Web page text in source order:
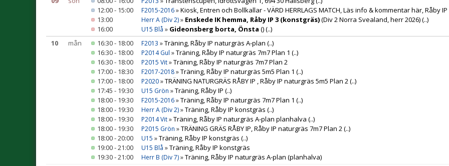
12:00 - 15:00
F2015-2016»Kiosk, Entren och Bollkallar - VÄRD HERRLAGS MATCH, Läs info & kommentar här, Råby
13:00
Herr A (Div 2)» Enskede IK hemma, Råby IP 3 (konstgräs)(Div 2 Norra Svealand, herr 2026)(..)
16:00
U15 Blå » Gideonsberg borta, Önsta ()(..)
10
mån 16:30 - 18:00 F2013 »Träning, Råby IP naturgräs A-plan (..)
16:30 - 18:00
P2014 Gul »Träning, Råby IP naturgräs 7m7 Plan 1 (..)
16:30 - 18:00
P2015 Vit»Träning, Råby IP naturgräs 7m7 Plan 2
17:00 - 18:30
F2017-2018»Träning, Råby IP naturgräs 5m5 Plan 1 (..)
17:00 - 18:00
P2020»TRÄNING NATURGRÄS RÅBY IP , Råby IP naturgräs 5m5 Plan 2(..)
17:45 - 19:30
U15 Grön »Träning, Råby IP (..)
18:00 - 19:30
F2015-2016»Träning, Råby IP naturgräs 7m7 Plan 1 (..)
18:00 - 19:30
Herr A (Div 2)»Träning, Råby IP konstgräs (..)
18:00 - 19:30
P2014 Vit»Träning, Råby IP naturgräs A-plan planhalva (..)
18:00 - 19:30
P2015 Grön »TRÄNING GRÄS RÅBY IP, Råby IP naturgräs 7m7 Plan 2(..)
18:00 - 20:00
U15 »Träning, Råby IP konstgräs (..)
19:00 - 21:00
U15 Blå »Träning, Råby IP konstgräs
19:30 - 21:00
Herr B (Div 7)»Träning, Råby IP naturgräs A-plan (planhalva)